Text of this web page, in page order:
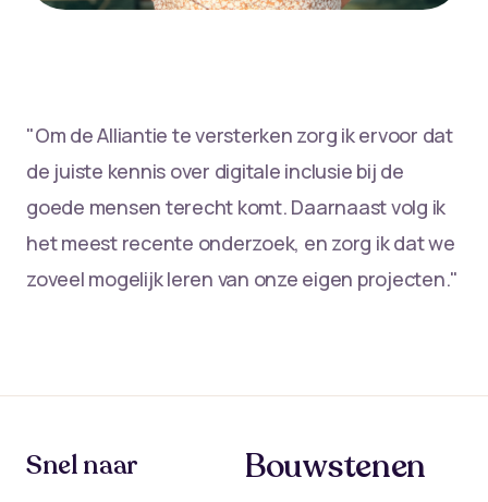
"Om de Alliantie te versterken zorg ik ervoor dat
de juiste kennis over digitale inclusie bij de
goede mensen terecht komt. Daarnaast volg ik
het meest recente onderzoek, en zorg ik dat we
zoveel mogelijk leren van onze eigen projecten."
Snel naar Bouwstenen